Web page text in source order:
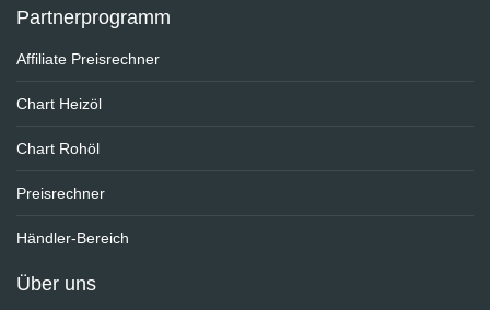
Partnerprogramm
Affiliate Preisrechner
Chart Heizöl
Chart Rohöl
Preisrechner
Händler-Bereich
Über uns